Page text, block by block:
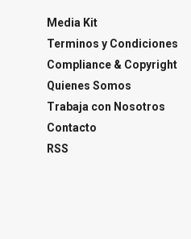
Media Kit
Terminos y Condiciones
Compliance & Copyright
Quienes Somos
Trabaja con Nosotros
Contacto
RSS